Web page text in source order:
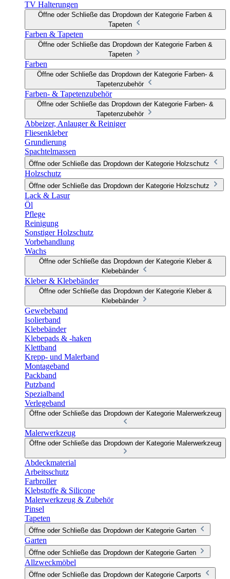
TV Halterungen
Öffne oder Schließe das Dropdown der Kategorie Farben &
Tapeten
Farben & Tapeten
Öffne oder Schließe das Dropdown der Kategorie Farben &
Tapeten
Farben
Öffne oder Schließe das Dropdown der Kategorie Farben- &
Tapetenzubehör
Farben- & Tapetenzubehör
Öffne oder Schließe das Dropdown der Kategorie Farben- &
Tapetenzubehör
Abbeizer, Anlauger & Reiniger
Fliesenkleber
Grundierung
Spachtelmassen
Öffne oder Schließe das Dropdown der Kategorie Holzschutz
Holzschutz
Öffne oder Schließe das Dropdown der Kategorie Holzschutz
Lack & Lasur
Öl
Pflege
Reinigung
Sonstiger Holzschutz
Vorbehandlung
Wachs
Öffne oder Schließe das Dropdown der Kategorie Kleber &
Klebebänder
Kleber & Klebebänder
Öffne oder Schließe das Dropdown der Kategorie Kleber &
Klebebänder
Gewebeband
Isolierband
Klebebänder
Klebepads & -haken
Klettband
Krepp- und Malerband
Montageband
Packband
Putzband
Spezialband
Verlegeband
Öffne oder Schließe das Dropdown der Kategorie Malerwerkzeug
Malerwerkzeug
Öffne oder Schließe das Dropdown der Kategorie Malerwerkzeug
Abdeckmaterial
Arbeitsschutz
Farbroller
Klebstoffe & Silicone
Malerwerkzeug & Zubehör
Pinsel
Tapeten
Öffne oder Schließe das Dropdown der Kategorie Garten
Garten
Öffne oder Schließe das Dropdown der Kategorie Garten
Allzweckmöbel
Öffne oder Schließe das Dropdown der Kategorie Carports